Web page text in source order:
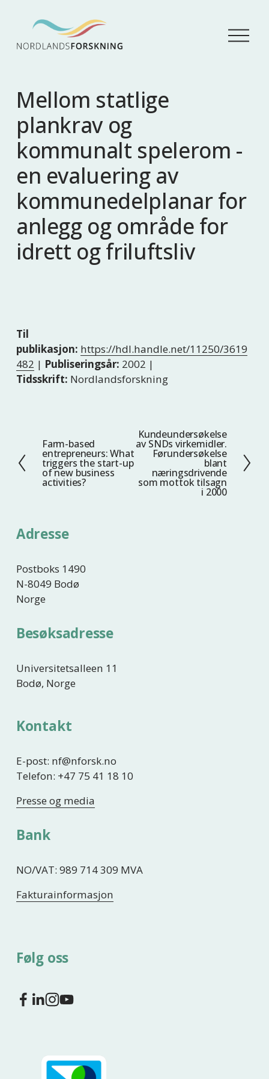
Å
p
Mellom statlige
plankrav og
kommunalt spelerom -
en evaluering av
kommunedelplanar for
anlegg og område for
idrett og friluftsliv
Til
publikasjon: https://hdl.handle.net/11250/3619
482 | Publiseringsår: 2002 |
Tidsskrift: Nordlandsforskning
F
o
r
e
Farm-based
entrepreneurs: What
triggers the start-up
of new business
activities?
N
e
Kundeundersøkelse
av SNDs virkemidler.
Førundersøkelse
blant
næringsdrivende
som mottok tilsagn
i 2000
Adresse
Postboks 1490
N-8049 Bodø
Norge
Besøksadresse
Universitetsalleen 11
Bodø, Norge
Kontakt
E-post: nf@nforsk.no
Telefon: +47 75 41 18 10
Presse og media
Bank
NO/VAT: 989 714 309 MVA
Fakturainformasjon
Følg oss